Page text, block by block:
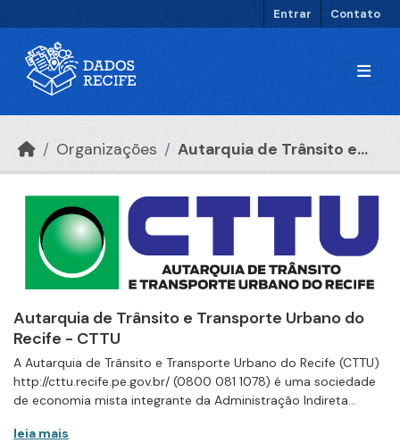
Entrar Contato
Organizações Autarquia de Trânsito e...
Autarquia de Trânsito e Transporte Urbano do
Recife - CTTU
A Autarquia de Trânsito e Transporte Urbano do Recife (CTTU)
http://cttu.recife.pe.gov.br/ (0800 081 1078) é uma sociedade
de economia mista integrante da Administração Indireta...
leia mais